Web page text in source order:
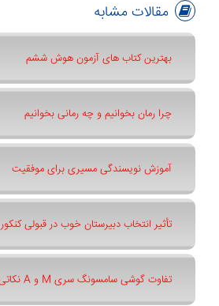
مقالات مشابه
بهترین کتاب های آزمون هوش ششم
چرا رمان بخوانیم و چه رمانی بخوانیم
آموزش نویسندگی مسیری برای موفقیت
تأثیر انتخاب دبیرستان خوب در قبولی کنکور
تفاوت گوشی سامسونگ سری ‏M‏ و ‏A نکاتی که باید بدانیم